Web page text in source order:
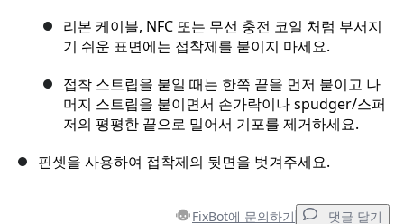
리본 케이블, NFC 또는 무선 충전 코일 처럼 부서지
기 쉬운 표면에는 접착제를 붙이지 마세요.
접착 스트립을 붙일 때는 한쪽 끝을 먼저 붙이고 나
머지 스트립을 붙이면서 손가락이나 spudger/스퍼
저의 평평한 끝으로 밀어서 기포를 제거하세요.
핀셋을 사용하여 접착제의 뒷면을 벗겨주세요.
FixBot에 문의하기 댓글 달기